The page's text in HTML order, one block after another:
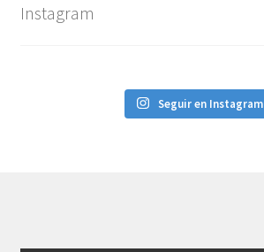
Instagram
Seguir en Instagram